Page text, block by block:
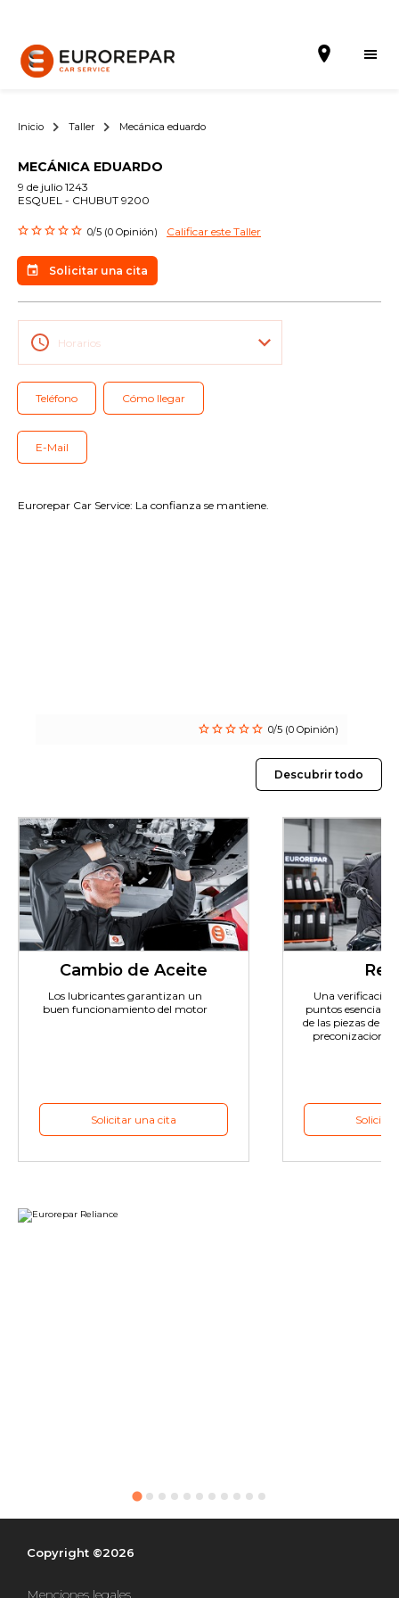
Solicitar una cita
La Marca
Gama Eurorepar
Nuestra Actualidad
Promociones
Nuestras prestaciones
Contáctenos
Todos los talleres
Inicio Taller Mecánica eduardo
MECÁNICA EDUARDO
9 de julio 1243
ESQUEL - CHUBUT 9200
0/5 (0 Opinión) Calificar este Taller
Solicitar una cita
Horarios
Teléfono Cómo llegar
E-Mail
Eurorepar Car Service: La confianza se mantiene.
0/5 (0 Opinión)
Descubrir todo
Cambio de Aceite
Los lubricantes garantizan un
buen funcionamiento del motor
Solicitar una cita
Una verificación
puntos
de las piezas de
preconizaciones
Copyright ©2026
Menciones legales